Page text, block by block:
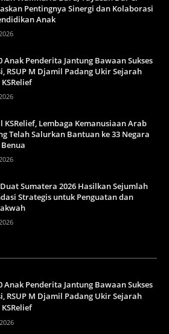
Pentingnya Sinergi dan Kolaborasi
Anak
Anak Penderita Jantung Bawaan Sukses
RSUP M Djamil Padang Ukir Sejarah
KSRelief, Lembaga Kemanusiaan Arab
Telah Salurkan Bantuan ke 33 Negara
Sumatera 2026 Hasilkan Sejumlah
Strategis untuk Penguatan dan
Anak Penderita Jantung Bawaan Sukses
RSUP M Djamil Padang Ukir Sejarah